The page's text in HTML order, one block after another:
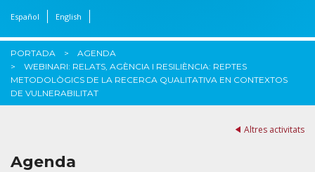
Español English
PORTADA
AGENDA
WEBINARI: RELATS, AGÈNCIA I RESILIÈNCIA: REPTES
METODOLÒGICS DE LA RECERCA QUALITATIVA EN CONTEXTOS
DE VULNERABILITAT
Altres activitats
Agenda